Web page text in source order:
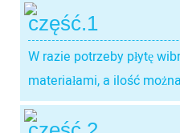
część.1
W razie potrzeby płytę
materiałami, a ilość